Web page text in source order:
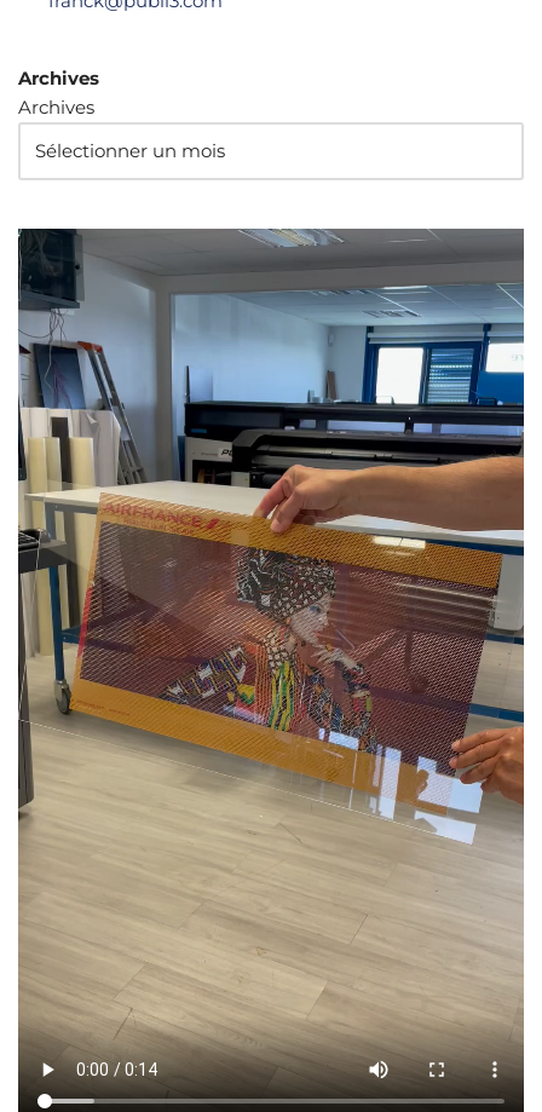
Archives
Archives